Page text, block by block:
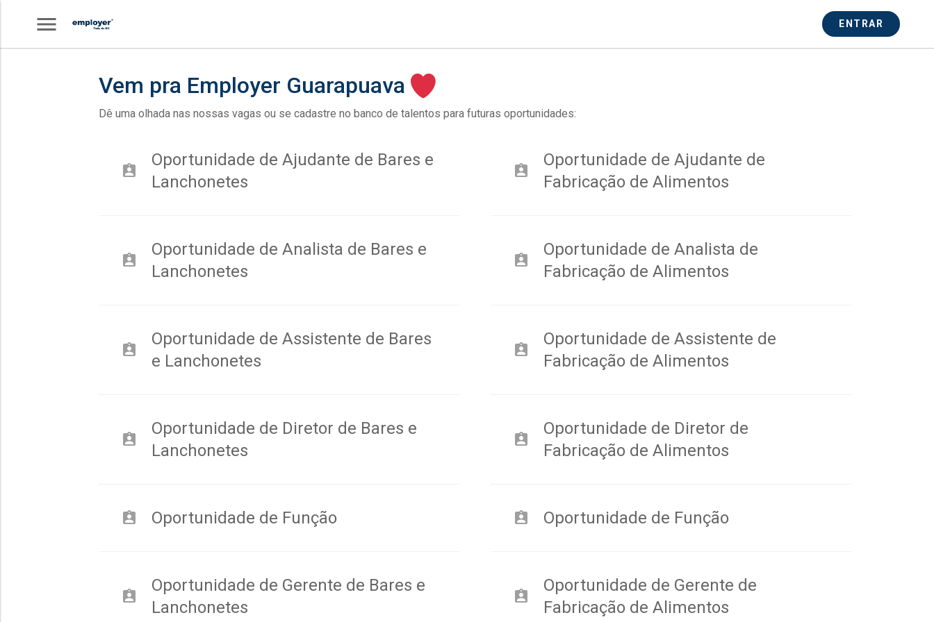
menu ENTRAR
Vem pra Employer Guarapuava
Dê uma olhada nas nossas vagas ou se cadastre no banco de talentos para futuras oportunidades:
assignment_ind
Oportunidade de Ajudante de Bares e
Lanchonetes
assignment_ind
Oportunidade de Ajudante de
Fabricação de Alimentos
assignment_ind
Oportunidade de Analista de Bares e
Lanchonetes
assignment_ind
Oportunidade de Analista de
Fabricação de Alimentos
assignment_ind
Oportunidade de Assistente de Bares
e Lanchonetes
assignment_ind
Oportunidade de Assistente de
Fabricação de Alimentos
assignment_ind
Oportunidade de Diretor de Bares e
Lanchonetes
assignment_ind
Oportunidade de Diretor de
Fabricação de Alimentos
assignment_ind Oportunidade de Função assignment_ind Oportunidade de Função
assignment_ind
Oportunidade de Gerente de Bares e
Lanchonetes
assignment_ind
Oportunidade de Gerente de
Fabricação de Alimentos